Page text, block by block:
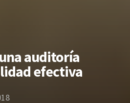
auditoría
efectiva